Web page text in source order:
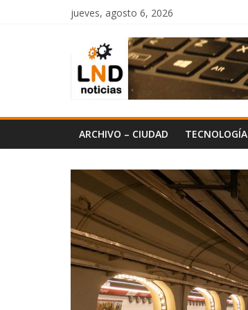
jueves, agosto 6, 2026
LND
Noticias
ARCHIVO – CIUDAD TECNOLOGÍA